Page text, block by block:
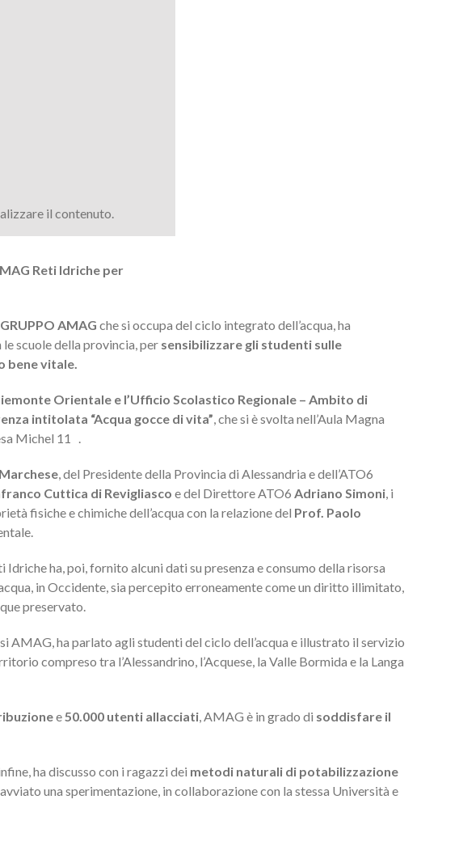
il contenuto.
Reti Idriche per
GRUPPO AMAG che si occupa del ciclo integrato dell’acqua, ha
le scuole della provincia, per sensibilizzare gli studenti sulle
bene vitale.
Orientale e l’Ufficio Scolastico Regionale – Ambito di
intitolata “Acqua gocce di vita”, che si è svolta nell’Aula Magna
Michel 11 .
, del Presidente della Provincia di Alessandria e dell’ATO6
Cuttica di Revigliasco e del Direttore ATO6 Adriano Simoni, i
fisiche e chimiche dell’acqua con la relazione del Prof. Paolo
ha, poi, fornito alcuni dati su presenza e consumo della risorsa
in Occidente, sia percepito erroneamente come un diritto illimitato,
preservato.
AMAG, ha parlato agli studenti del ciclo dell’acqua e illustrato il servizio
compreso tra l’Alessandrino, l’Acquese, la Valle Bormida e la Langa
e50.000 utenti allacciati, AMAG è in grado di soddisfare il
ha discusso con i ragazzi dei metodi naturali di potabilizzazione
una sperimentazione, in collaborazione con la stessa Università e